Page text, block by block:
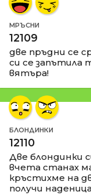
МРЪСНИ
12109
две пръдни се
си се запътила
вятъра!
БЛОНДИНКИ
12110
Две блондинки
вчета станах
кръстихме на
получи